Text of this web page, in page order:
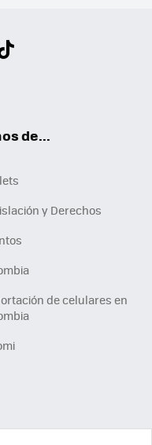
de...
y Derechos
de celulares en